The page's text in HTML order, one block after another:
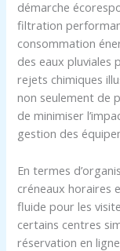
démarche
filtration
consommation
des eaux pluviales
rejets chimiques
non seulement de
de minimiser
gestion des
En termes
créneaux horaires
fluide pour les
certains centres
réservation en